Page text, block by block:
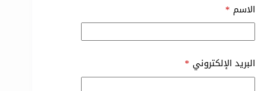
الاسم *
البريد الإلكتروني *